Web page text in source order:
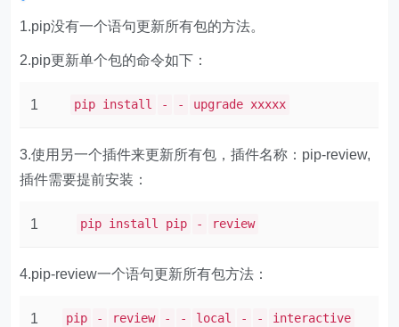
1.pip没有一个语句更新所有包的方法。
2.pip更新单个包的命令如下：
1 pip install - - upgrade xxxxx
3.使用另一个插件来更新所有包，插件名称：pip-review,
插件需要提前安装：
1 pip install pip - review
4.pip-review一个语句更新所有包方法：
1 pip - review - - local - - interactive